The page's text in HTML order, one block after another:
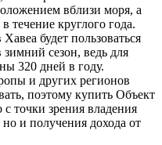
вблизи моря, а
течение круглого года.
будет пользоваться
сезон, ведь для
320 дней в году.
и других регионов
поэтому купить Объект
точки зрения владения
и получения дохода от